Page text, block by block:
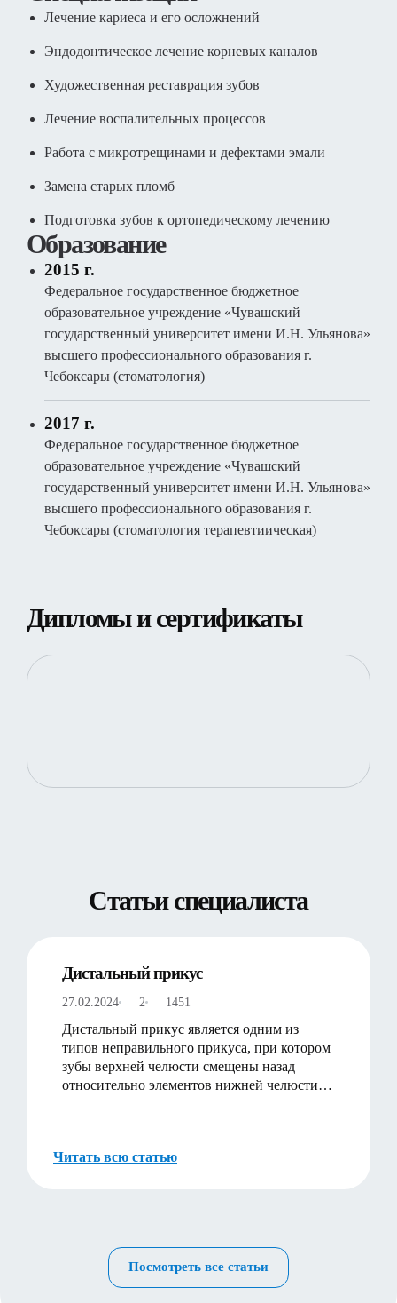
Лечение кариеса и его осложнений
Эндодонтическое лечение корневых каналов
Художественная реставрация зубов
Лечение воспалительных процессов
Работа с микротрещинами и дефектами эмали
Замена старых пломб
Подготовка зубов к ортопедическому лечению
Образование
2015 г.
Федеральное государственное бюджетное
образовательное учреждение «Чувашский
государственный университет имени И.Н. Ульянова»
высшего профессионального образования г.
Чебоксары (стоматология)
2017 г.
Федеральное государственное бюджетное
образовательное учреждение «Чувашский
государственный университет имени И.Н. Ульянова»
высшего профессионального образования г.
Чебоксары (стоматология терапевтиическая)
Дипломы и сертификаты
Статьи специалиста
Дистальный прикус
27.02.2024 2 1451
Дистальный прикус является одним из
типов неправильного прикуса, при котором
зубы верхней челюсти смещены назад
относительно элементов нижней челюсти.
Читать всю статью
Посмотреть все статьи